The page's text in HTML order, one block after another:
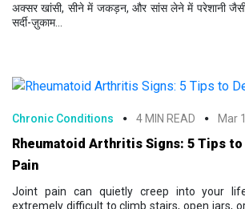
अक्सर खांसी, सीने में जकड़न, और सांस लेने में परेशानी
सर्दी-ज़ुकाम...
Chronic Conditions 4 MIN READ Mar
Rheumatoid Arthritis Signs: 5 Tips
Pain
Joint pain can quietly creep into your
extremely difficult to climb stairs, open jars,